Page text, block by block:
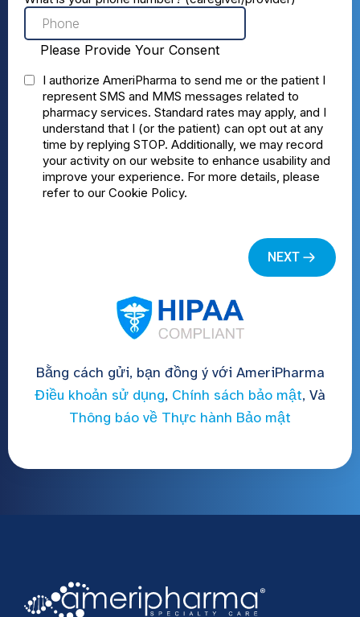
Bằng cách gửi, bạn đồng ý với AmeriPharma
Điều khoản sử dụng, Chính sách bảo mật, Và
Thông báo về Thực hành Bảo mật